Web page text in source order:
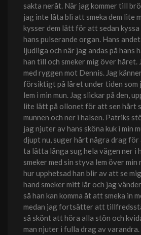
sakta neråt. När jag kommer till
jag inte låta bli att smeka dem lite
kysser dem lätt för att sedan
hans pulserande organ. Hans
ljudliga och när jag andas på hans
han till och smeker mig över håret.
med ryggen mot Dennis. Jag
försiktigt på låret under tiden som
lem i min mun. Jag slickar på den,
lite lätt på ollonet för att sen hårt
munnen och ner i halsen. Patriks
jag njuter av hans sköna kuk i min
djupt nu, suger hårt några drag
ta lätta långa sug hela vägen ner i
smeker med sin styva lem över
hur upphetsad han blir av att se
hand smeker mitt lår och jag
så han kan komma åt att smeka in
medan jag fortsätter att
så skönt att höra alla stön och
man njuter i fulla drag av